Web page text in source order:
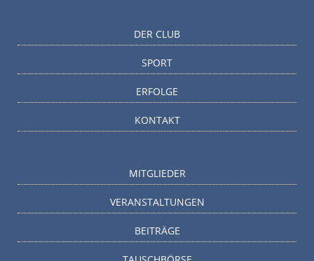
DER CLUB
SPORT
ERFOLGE
KONTAKT
MITGLIEDER
VERANSTALTUNGEN
BEITRÄGE